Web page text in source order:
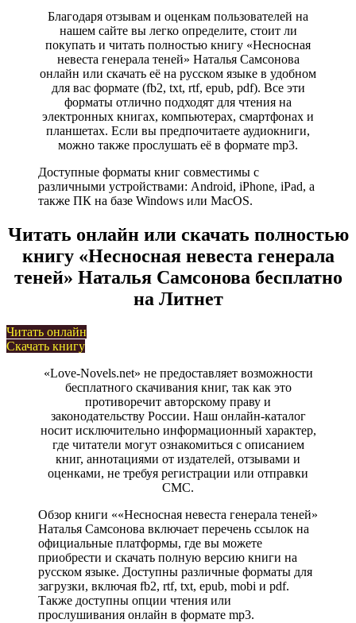
Благодаря отзывам и оценкам пользователей на
нашем сайте вы легко определите, стоит ли
покупать и читать полностью книгу «Несносная
невеста генерала теней» Наталья Самсонова
онлайн или скачать её на русском языке в удобном
для вас формате (fb2, txt, rtf, epub, pdf). Все эти
форматы отлично подходят для чтения на
электронных книгах, компьютерах, смартфонах и
планшетах. Если вы предпочитаете аудиокниги,
можно также прослушать её в формате mp3.
Доступные форматы книг совместимы с
различными устройствами: Android, iPhone, iPad, а
также ПК на базе Windows или MacOS.
Читать онлайн или скачать полностью
книгу «Несносная невеста генерала
теней» Наталья Самсонова бесплатно
на Литнет
Читать онлайн
Скачать книгу
«Love-Novels.net» не предоставляет возможности
бесплатного скачивания книг, так как это
противоречит авторскому праву и
законодательству России. Наш онлайн-каталог
носит исключительно информационный характер,
где читатели могут ознакомиться с описанием
книг, аннотациями от издателей, отзывами и
оценками, не требуя регистрации или отправки
СМС.
Обзор книги ««Несносная невеста генерала теней»
Наталья Самсонова включает перечень ссылок на
официальные платформы, где вы можете
приобрести и скачать полную версию книги на
русском языке. Доступны различные форматы для
загрузки, включая fb2, rtf, txt, epub, mobi и pdf.
Также доступны опции чтения или
прослушивания онлайн в формате mp3.